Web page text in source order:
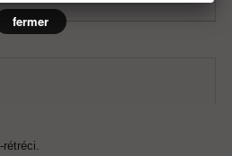
rétréci.
fermer